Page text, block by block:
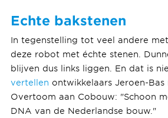
Echte bakstenen
In tegenstelling tot veel andere
deze robot met échte stenen.
blijven dus links liggen. En dat is
vertellen ontwikkelaars Jeroen-Bas
Overtoom aan Cobouw: "Schoon
DNA van de Nederlandse bouw."